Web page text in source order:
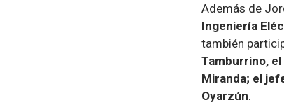
Además de
Ingeniería
también
Tamburrino,
Miranda; el
Oyarzún.